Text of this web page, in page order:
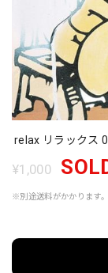
relax リラックス
¥1,000
※別途送料がかかります。